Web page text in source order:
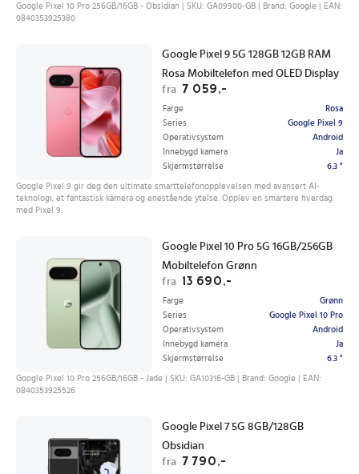
Google Pixel 10 Pro 256GB/16GB - Obsidian | SKU: GA09900-GB | Brand: Google | EAN:
0840353925380
Google Pixel 9 5G 128GB 12GB RAM
Rosa Mobiltelefon med OLED Display
fra 7 059,-
Farge
Rosa
Series
Google Pixel 9
Operativsystem
Android
Innebygd kamera
Ja
Skjermstørrelse
6.3 "
Google Pixel 9 gir deg den ultimate smarttelefonopplevelsen med avansert AI-
teknologi, et fantastisk kamera og enestående ytelse. Opplev en smartere hverdag
med Pixel 9.
Google Pixel 10 Pro 5G 16GB/256GB
Mobiltelefon Grønn
fra 13 690,-
Farge
Grønn
Series
Google Pixel 10 Pro
Operativsystem
Android
Innebygd kamera
Ja
Skjermstørrelse
6.3 "
Google Pixel 10 Pro 256GB/16GB - Jade | SKU: GA10316-GB | Brand: Google | EAN:
0840353925526
Google Pixel 7 5G 8GB/128GB
Obsidian
fra 7 790,-